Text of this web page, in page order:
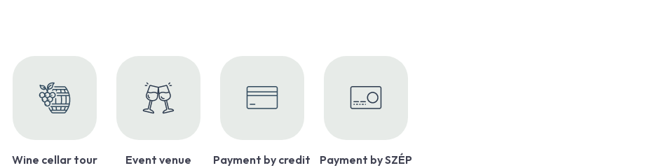
Wine cellar tour Event venue
Payment by credit
Payment by SZÉP